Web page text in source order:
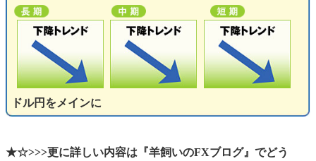
ドル円をメインに
★☆>>>更に詳しい内容は『羊飼いのFXブログ』でどう